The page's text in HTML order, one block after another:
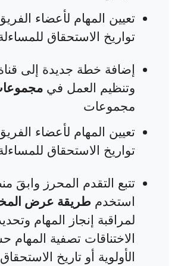
تعيين المهام لأعضاء
تواريخ الاستحقاق
إضافة خطة جديدة إلى
وتنظيم العمل في
مجموعات
تعيين المهام لأعضاء
تواريخ الاستحقاق
تتبع التقدم المحرز وابقَ
استخدم طريقة عرض
لمراقبة إنجاز المهام
الاختناقات تصفية
الأولوية أو تاريخ